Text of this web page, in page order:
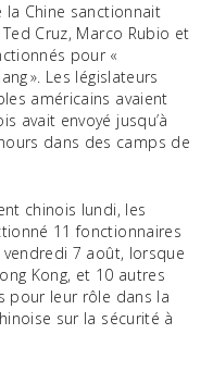
la Chine sanctionnait
Cruz, Marco Rubio et
pour «
». Les législateurs
américains avaient
avait envoyé jusqu’à
dans des camps de
chinois lundi, les
11 fonctionnaires
vendredi 7 août, lorsque
Kong, et 10 autres
pour leur rôle dans la
sur la sécurité à